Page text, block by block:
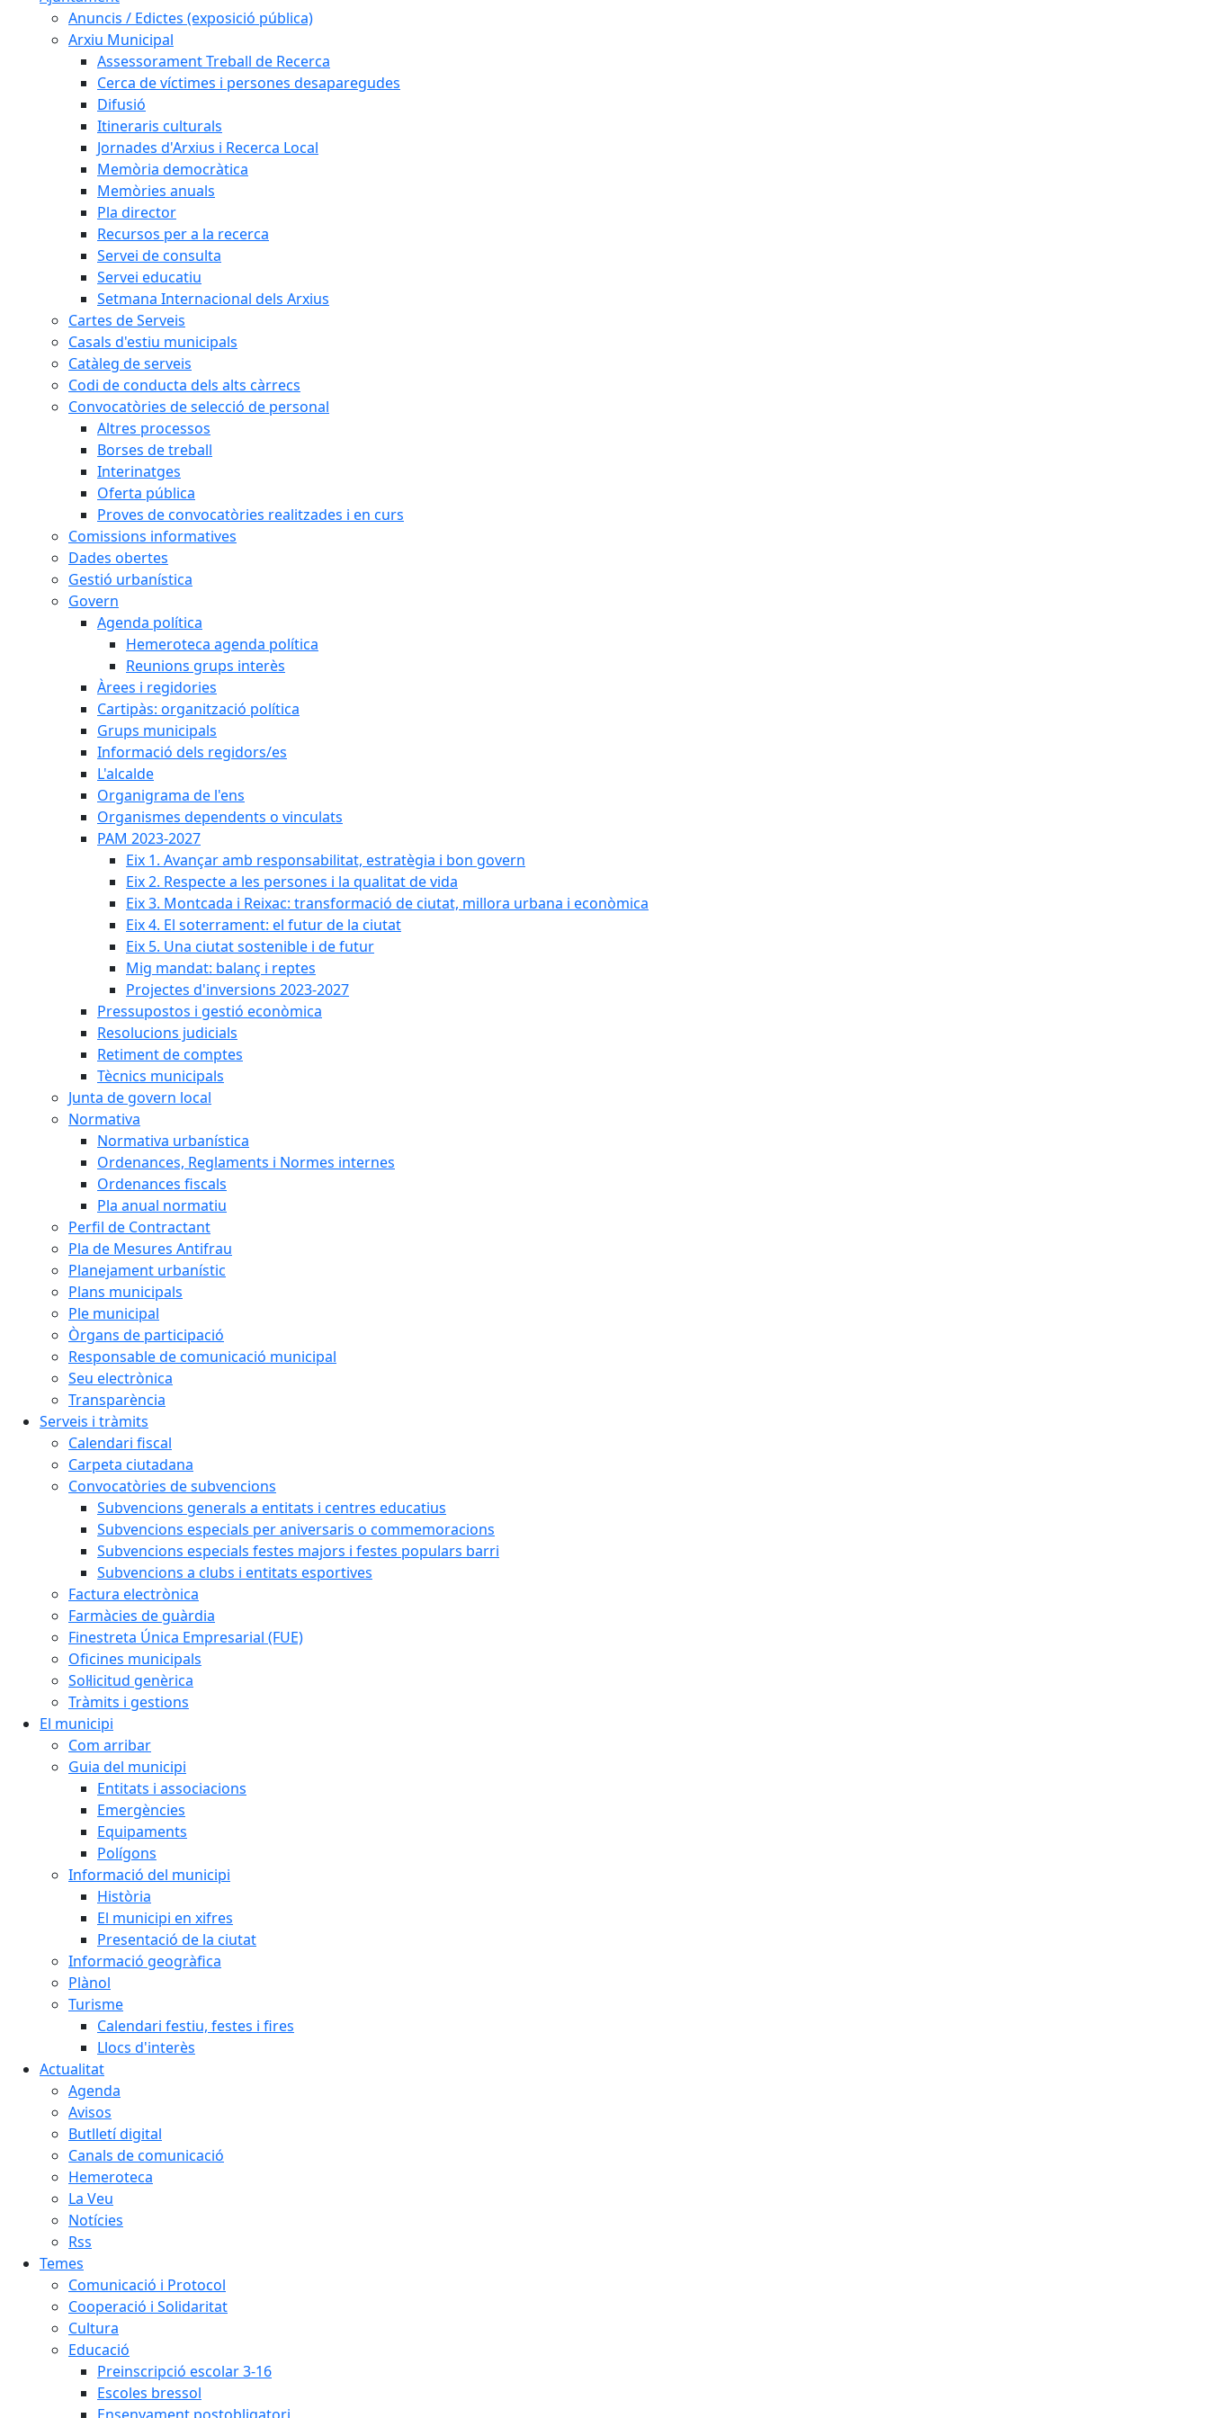
Anuncis / Edictes (exposició pública)
Arxiu Municipal
Assessorament Treball de Recerca
Cerca de víctimes i persones desaparegudes
Difusió
Itineraris culturals
Jornades d'Arxius i Recerca Local
Memòria democràtica
Memòries anuals
Pla director
Recursos per a la recerca
Servei de consulta
Servei educatiu
Setmana Internacional dels Arxius
Cartes de Serveis
Casals d'estiu municipals
Catàleg de serveis
Codi de conducta dels alts càrrecs
Convocatòries de selecció de personal
Altres processos
Borses de treball
Interinatges
Oferta pública
Proves de convocatòries realitzades i en curs
Comissions informatives
Dades obertes
Gestió urbanística
Govern
Agenda política
Hemeroteca agenda política
Reunions grups interès
Àrees i regidories
Cartipàs: organització política
Grups municipals
Informació dels regidors/es
L'alcalde
Organigrama de l'ens
Organismes dependents o vinculats
PAM 2023-2027
Eix 1. Avançar amb responsabilitat, estratègia i bon govern
Eix 2. Respecte a les persones i la qualitat de vida
Eix 3. Montcada i Reixac: transformació de ciutat, millora urbana i econòmica
Eix 4. El soterrament: el futur de la ciutat
Eix 5. Una ciutat sostenible i de futur
Mig mandat: balanç i reptes
Projectes d'inversions 2023-2027
Pressupostos i gestió econòmica
Resolucions judicials
Retiment de comptes
Tècnics municipals
Junta de govern local
Normativa
Normativa urbanística
Ordenances, Reglaments i Normes internes
Ordenances fiscals
Pla anual normatiu
Perfil de Contractant
Pla de Mesures Antifrau
Planejament urbanístic
Plans municipals
Ple municipal
Òrgans de participació
Responsable de comunicació municipal
Seu electrònica
Transparència
Serveis i tràmits
Calendari fiscal
Carpeta ciutadana
Convocatòries de subvencions
Subvencions generals a entitats i centres educatius
Subvencions especials per aniversaris o commemoracions
Subvencions especials festes majors i festes populars barri
Subvencions a clubs i entitats esportives
Factura electrònica
Farmàcies de guàrdia
Finestreta Única Empresarial (FUE)
Oficines municipals
Sol·licitud genèrica
Tràmits i gestions
El municipi
Com arribar
Guia del municipi
Entitats i associacions
Emergències
Equipaments
Polígons
Informació del municipi
Història
El municipi en xifres
Presentació de la ciutat
Informació geogràfica
Plànol
Turisme
Calendari festiu, festes i fires
Llocs d'interès
Actualitat
Agenda
Avisos
Butlletí digital
Canals de comunicació
Hemeroteca
La Veu
Notícies
Rss
Temes
Comunicació i Protocol
Cooperació i Solidaritat
Cultura
Educació
Preinscripció escolar 3-16
Escoles bressol